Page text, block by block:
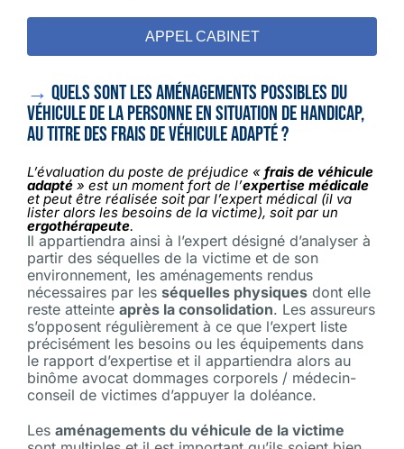
APPEL CABINET
→ Quels sont les aménagements possibles du
véhicule de la personne en situation de handicap,
au titre des frais de véhicule adapté ?
L’évaluation du poste de préjudice « frais de véhicule
adapté » est un moment fort de l’expertise médicale
et peut être réalisée soit par l’expert médical (il va
lister alors les besoins de la victime), soit par un
ergothérapeute.
Il appartiendra ainsi à l’expert désigné d’analyser à
partir des séquelles de la victime et de son
environnement, les aménagements rendus
nécessaires par les séquelles physiques dont elle
reste atteinte après la consolidation. Les assureurs
s’opposent régulièrement à ce que l’expert liste
précisément les besoins ou les équipements dans
le rapport d’expertise et il appartiendra alors au
binôme avocat dommages corporels / médecin-
conseil de victimes d’appuyer la doléance.
Les aménagements du véhicule de la victime